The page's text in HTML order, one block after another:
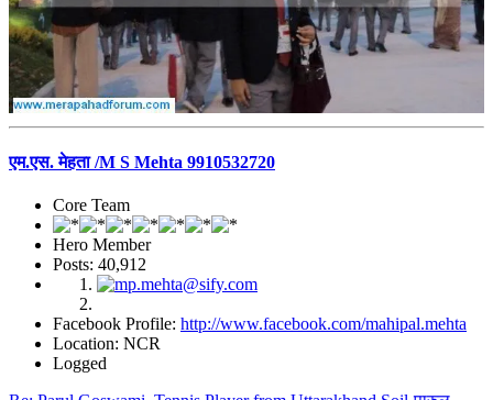
एम.एस. मेहता /M S Mehta 9910532720
Core Team
Hero Member
Posts: 40,912
Facebook Profile: http://www.facebook.com/mahipal.mehta
Location: NCR
Logged